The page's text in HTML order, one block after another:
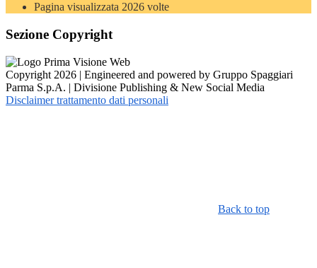
Pagina visualizzata 2026 volte
Sezione Copyright
Copyright 2026 | Engineered and powered by Gruppo Spaggiari
Parma S.p.A. | Divisione Publishing & New Social Media
Disclaimer trattamento dati personali
Back to top